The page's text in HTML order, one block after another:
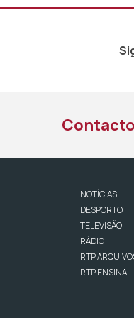
NOTÍCIAS
DESPORTO
TELEVISÃO
RÁDIO
RTP
RTP ENSINA